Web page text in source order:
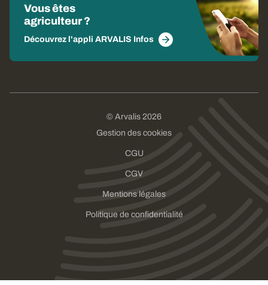
Vous êtes
agriculteur ?
Découvrez l'appli ARVALIS Infos
© Arvalis 2026
Gestion des cookies
CGU
CGV
Mentions légales
Politique de confidentialité